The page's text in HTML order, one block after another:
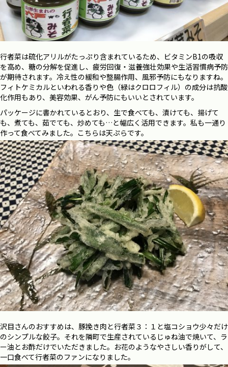
行者菜は硫化アリルがたっぷり含まれているため、ビタミンB1の吸収
を高め、糖の分解を促進し、疲労回復・滋養強壮効果や生活習慣病予防
が期待されます。冷え性の緩和や整腸作用、風邪予防にもなりますね。
フィトケミカルといわれる香りや色（緑はクロロフィル）の成分は抗酸
化作用もあり、美容効果、がん予防にもいいとされています。
パッケージに書かれているとおり、生で食べても、漬けても、揚げて
も、煮ても、茹でても、炒めても…と幅広く活用できます。私も一通り
作って食べてみました。こちらは天ぷらです。
沢目さんのおすすめは、豚挽き肉と行者菜３：１と塩コショウ少々だけ
のシンプルな餃子。それを隣町で生産されているじゅね油で焼いて、ラ
ー油とお酢だけでいただきました。お花のようなやさしい香りがして、
一口食べて行者菜のファンになりました。